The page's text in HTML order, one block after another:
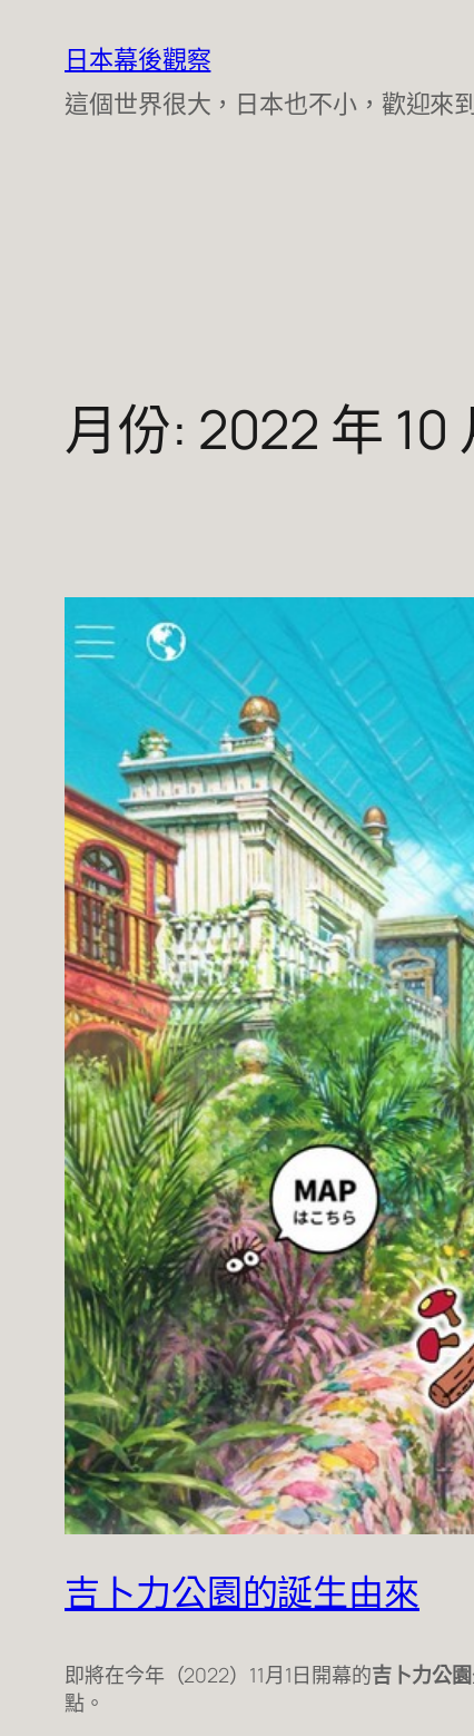
日本幕後觀察
這個世界很大，日本也不小，歡迎來
月份: 2022 年 10
吉卜力公園的誕生由來
即將在今年（2022）11月1日開幕的吉卜力公園
點。